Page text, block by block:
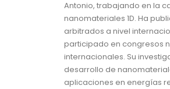
Antonio, trabajando en la
nanomateriales 1D. Ha
arbitrados a nivel
participado en congresos
internacionales. Su
desarrollo de
aplicaciones en energías